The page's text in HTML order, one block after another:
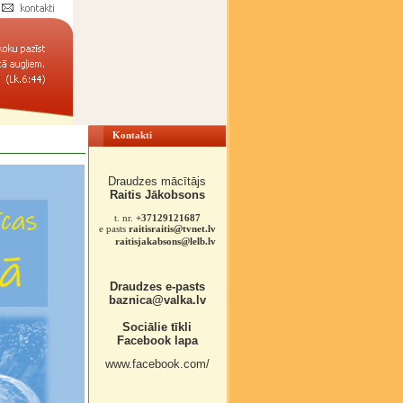
Kontakti
Draudzes mācītājs
Raitis Jākobsons
t. nr. +37129121687
e pasts raitisraitis@tvnet.lv
raitisjakabsons@lelb.lv
Draudzes e-pasts
baznica@valka.lv
Sociālie tīkli
Facebook lapa
www.facebook.com/